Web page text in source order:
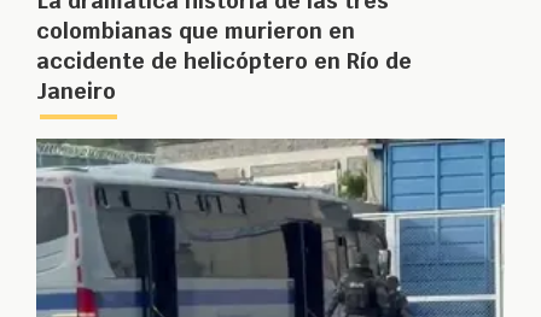
colombianas que murieron en
accidente de helicóptero en Río de
Janeiro